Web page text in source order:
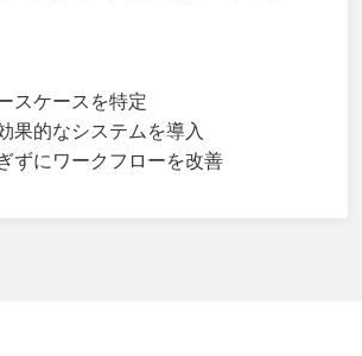
スケースを特定
果的なシステムを導入
ずにワークフローを改善